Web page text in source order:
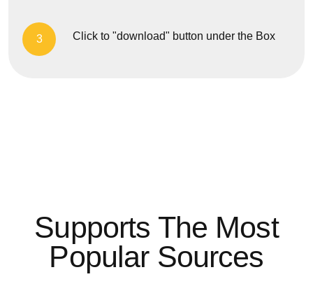
3 Click to "download" button under the Box
Supports The Most
Popular Sources